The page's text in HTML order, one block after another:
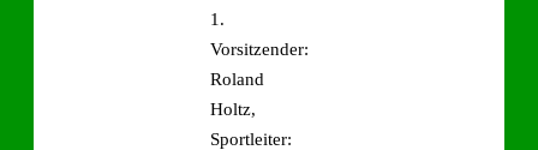
1.
Vorsitzender:
Roland
Holtz,
Sportleiter: